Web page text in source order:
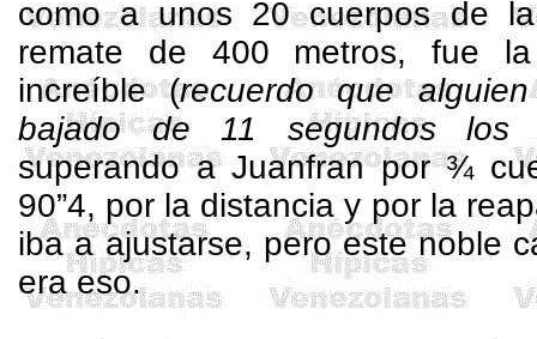
como a unos 20 cuerpos de
remate de 400 metros, fue la
increíble (recuerdo que
bajado de 11 segundos
superando aJuanfranpor ¾
90”4, por la distancia y por la
iba a ajustarse, pero este noble
era eso.